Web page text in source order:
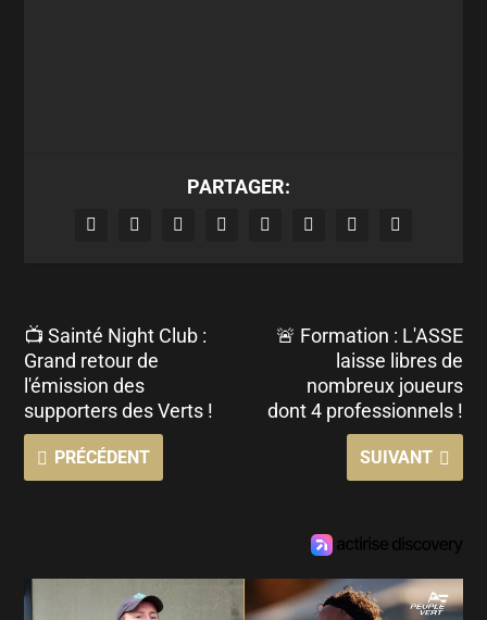
PARTAGER:
📺 Sainté Night Club :
Grand retour de
l'émission des
supporters des Verts !
PRÉCÉDENT
🚨 Formation : L'ASSE
laisse libres de
nombreux joueurs
dont 4 professionnels !
SUIVANT